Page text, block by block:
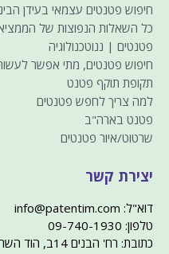
חיפוש פטנטים עצמאי בעידן
כל השאלות הנפוצות של
פטנטים | ננוטכנולוגיה
חיפוש פטנטים, מתי אפשר
תקופת תוקף פטנט
למה צריך לחפש פטנטים
פטנט בארה"ב
שרטוט/איור פטנטים
יצירת קשר
דוא"ל: info@patentim.com
טלפון: 09-740-1930
כתובת: רח' הבנים 14ב, הוד השרון